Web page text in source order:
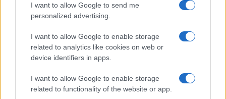
I want to allow Google to send me
personalized advertising.
I want to allow Google to enable storage
related to analytics like cookies on web or
device identifiers in apps.
I want to allow Google to enable storage
related to functionality of the website or app.
LEGOLVASOTTABBAK
Számos népszerű Samsung Galaxy készülék kimarad a One
iPhone 18 bemutató dátum - ekkor rántja le a leplet az
Apple az új csúcsmobilokról